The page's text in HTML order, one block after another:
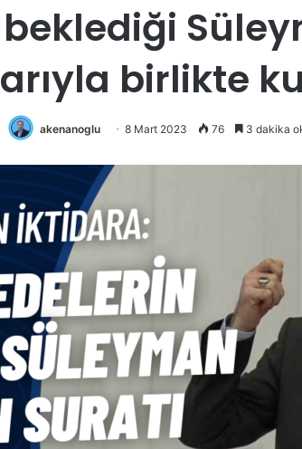
birlikte
akenanoglu 8 Mart 2023 76 3 dakika